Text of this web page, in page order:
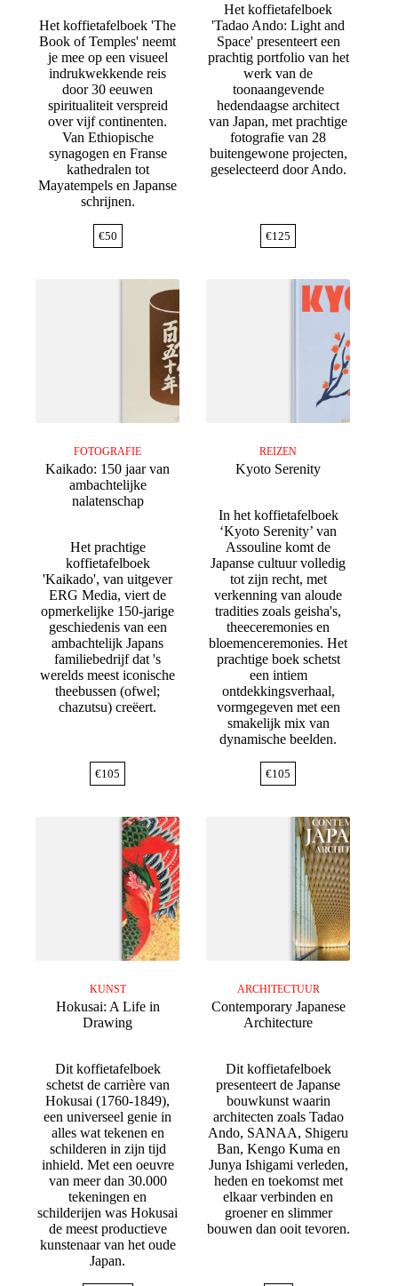
Het koffietafelboek 'The
Book of Temples' neemt
je mee op een visueel
indrukwekkende reis
door 30 eeuwen
spiritualiteit verspreid
over vijf continenten.
Van Ethiopische
synagogen en Franse
kathedralen tot
Mayatempels en Japanse
schrijnen.
€50
Het koffietafelboek
'Tadao Ando: Light and
Space' presenteert een
prachtig portfolio van het
werk van de
toonaangevende
hedendaagse architect
van Japan, met prachtige
fotografie van 28
buitengewone projecten,
geselecteerd door Ando.
€125
FOTOGRAFIE
Kaikado: 150 jaar van
ambachtelijke
nalatenschap
Het prachtige
koffietafelboek
'Kaikado', van uitgever
ERG Media, viert de
opmerkelijke 150-jarige
geschiedenis van een
ambachtelijk Japans
familiebedrijf dat 's
werelds meest iconische
theebussen (ofwel;
chazutsu) creëert.
€105
REIZEN
Kyoto Serenity
In het koffietafelboek
‘Kyoto Serenity’ van
Assouline komt de
Japanse cultuur volledig
tot zijn recht, met
verkenning van aloude
tradities zoals geisha's,
theeceremonies en
bloemenceremonies. Het
prachtige boek schetst
een intiem
ontdekkingsverhaal,
vormgegeven met een
smakelijk mix van
dynamische beelden.
€105
KUNST
Hokusai: A Life in
Drawing
Dit koffietafelboek
schetst de carrière van
Hokusai (1760-1849),
een universeel genie in
alles wat tekenen en
schilderen in zijn tijd
inhield. Met een oeuvre
van meer dan 30.000
tekeningen en
schilderijen was Hokusai
de meest productieve
kunstenaar van het oude
Japan.
ARCHITECTUUR
Contemporary Japanese
Architecture
Dit koffietafelboek
presenteert de Japanse
bouwkunst waarin
architecten zoals Tadao
Ando, SANAA, Shigeru
Ban, Kengo Kuma en
Junya Ishigami verleden,
heden en toekomst met
elkaar verbinden en
groener en slimmer
bouwen dan ooit tevoren.